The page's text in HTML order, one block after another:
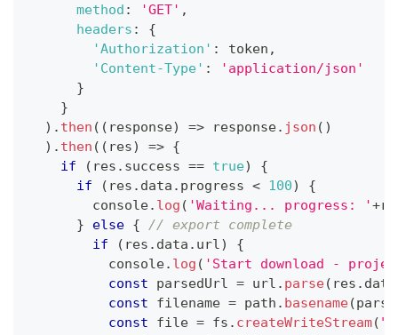
method : 'GET' ,
headers :
{
'Authorization' : token ,
'Content-Type' :
'application/json'
}
}
) . then ( ( response) => response. json ( )
) . then ( ( res) => {
if
( res . success == true)
{
if
( res . data . progress < 100)
{
console. log ( 'Waiting... progress: '+
}
else {
// export complete
if
( res . data . url)
{
console. log ( 'Start download -
const parsedUrl = url . parse( res . data
const filename = path . basename(
const file = fs . createWriteStream(